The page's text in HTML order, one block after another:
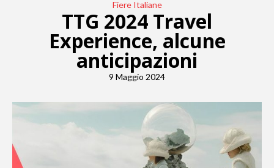
Fiere Italiane
TTG 2024 Travel
Experience, alcune
anticipazioni
9 Maggio 2024